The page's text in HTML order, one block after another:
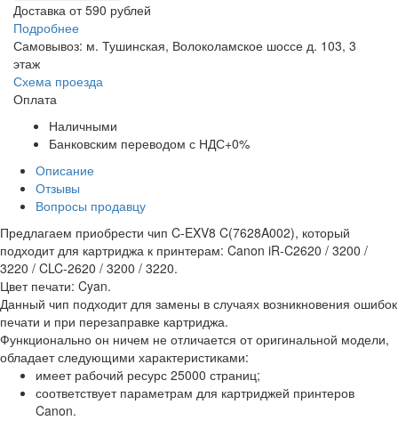
Доставка от 590 рублей
Подробнее
Самовывоз: м. Тушинская, Волоколамское шоссе д. 103, 3
этаж
Схема проезда
Оплата
Наличными
Банковским переводом с НДС+0%
Описание
Отзывы
Вопросы продавцу
Предлагаем приобрести чип C-EXV8 C(7628A002), который
подходит для картриджа к принтерам: Canon iR-C2620 / 3200 /
3220 / CLC-2620 / 3200 / 3220.
Цвет печати: Cyan.
Данный чип подходит для замены в случаях возникновения ошибок
печати и при перезаправке картриджа.
Функционально он ничем не отличается от оригинальной модели,
обладает следующими характеристиками:
имеет рабочий ресурс 25000 страниц;
соответствует параметрам для картриджей принтеров
Canon.